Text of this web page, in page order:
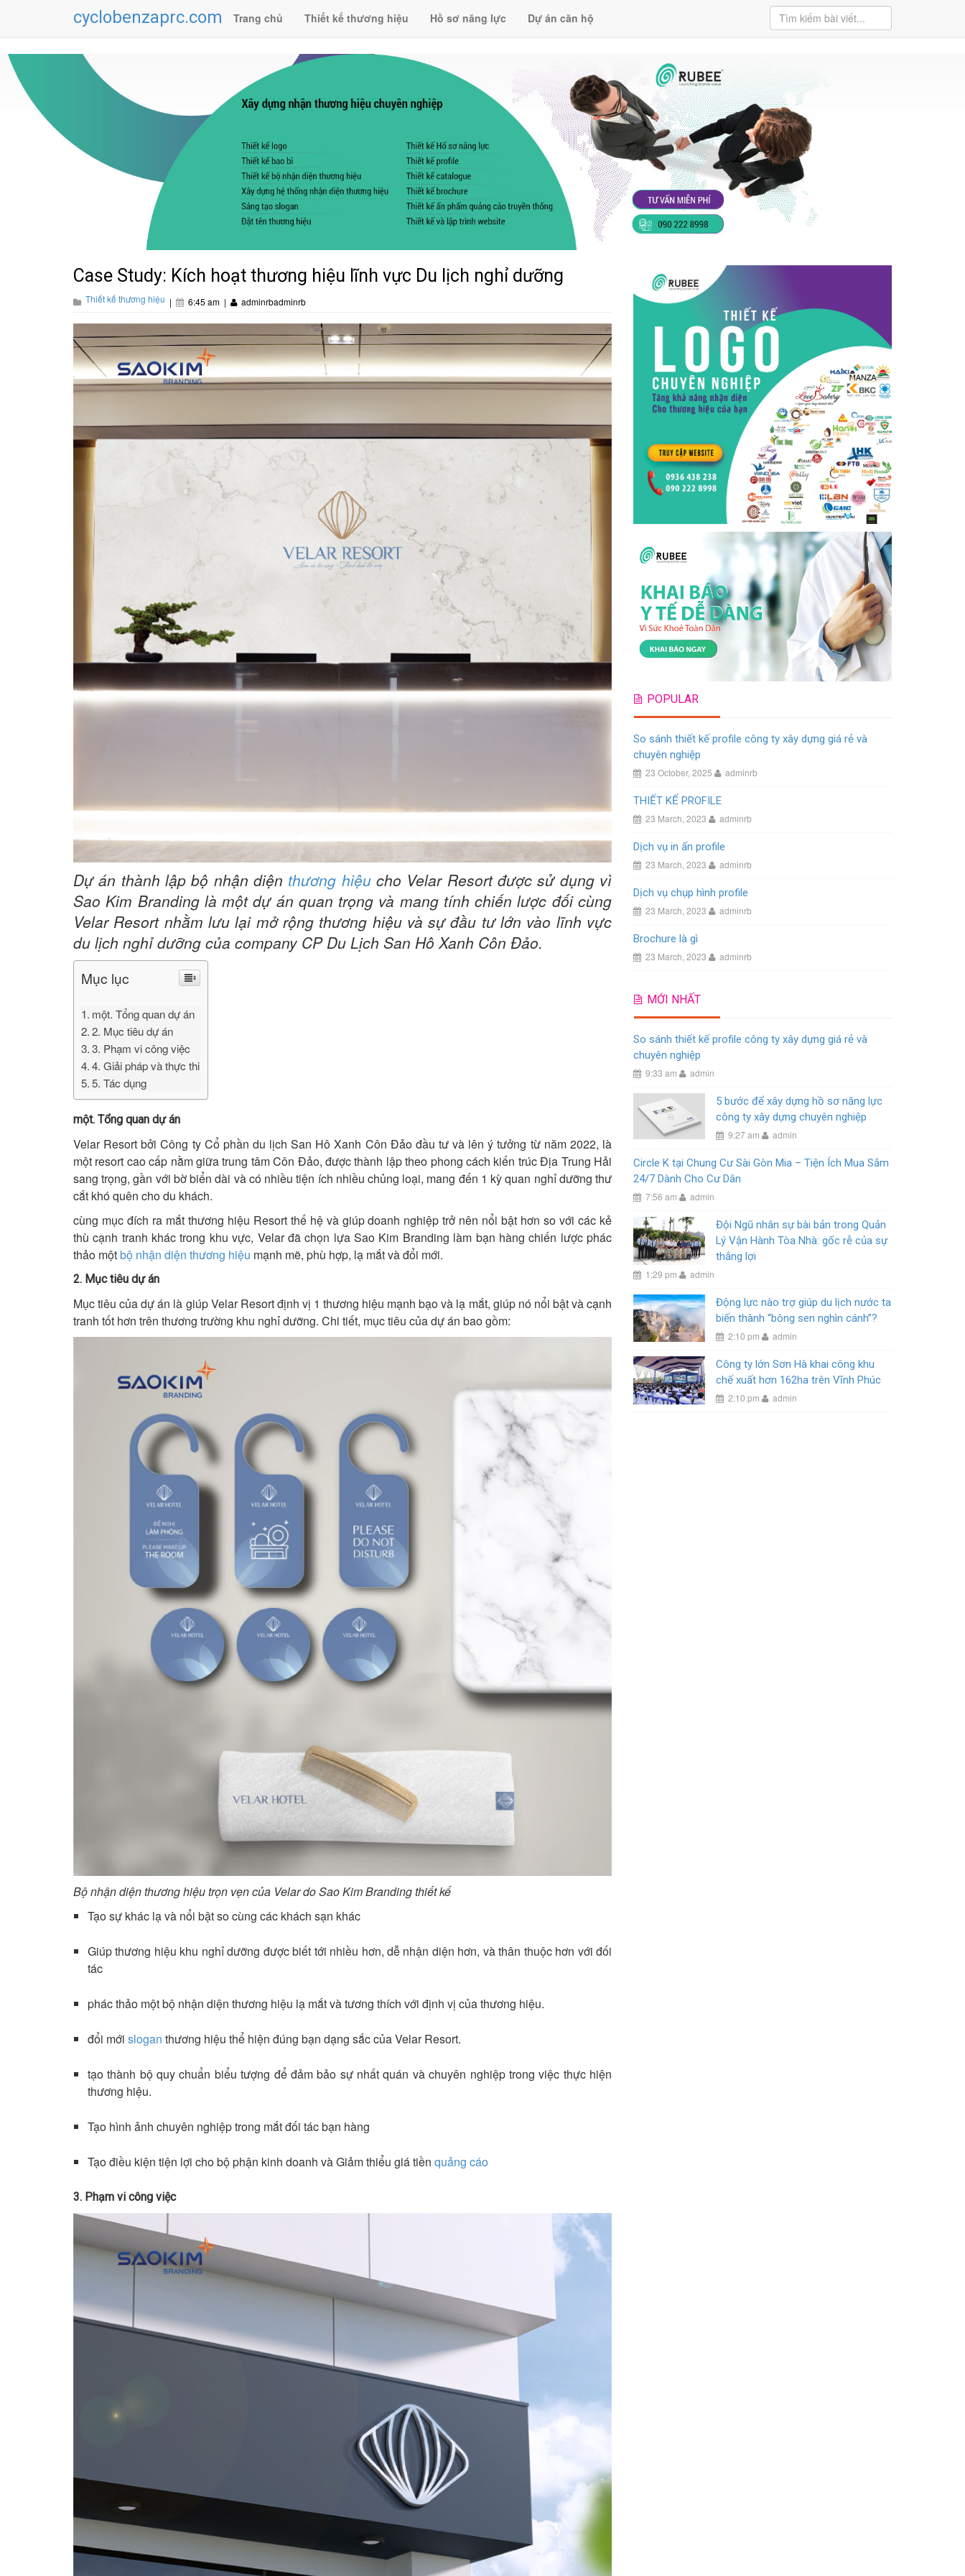
cyclobenzaprc.com Trang chủ Thiết kế thương hiệu Hồ sơ năng lực Dự án căn hộ
Case Study: Kích hoạt thương hiệu lĩnh vực Du lịch nghỉ dưỡng
Thiết kế thương hiệu | 6:45 am | adminrbadminrb
Dự án thành lập bộ nhận diện thương hiệucho Velar Resort được sử dụng vì
Sao Kim Branding là một dự án quan trọng và mang tính chiến lược đối cùng
Velar Resort nhằm lưu lại mở rộng thương hiệu và sự đầu tư lớn vào lĩnh vực
du lịch nghỉ dưỡng của company CP Du Lịch San Hô Xanh Côn Đảo.
Mục lục
một. Tổng quan dự án
2. Mục tiêu dự án
3. Phạm vi công việc
4. Giải pháp và thực thi
5. Tác dụng
một. Tổng quan dự án
Velar Resort bởi Công ty Cổ phần du lịch San Hô Xanh Côn Đảo đầu tư và lên ý tưởng từ năm 2022, là
một resort cao cấp nằm giữa trung tâm Côn Đảo, được thành lập theo phong cách kiến trúc Địa Trung Hải
sang trọng, gần với bờ biển dài và có nhiều tiện ích nhiều chủng loại, mang đến 1 kỳ quan nghỉ dưỡng thư
cắt khó quên cho du khách.
cùng mục đích ra mắt thương hiệu Resort thế hệ và giúp doanh nghiệp trở nên nổi bật hơn so với các kẻ
thù cạnh tranh khác trong khu vực, Velar đã chọn lựa Sao Kim Branding làm bạn hàng chiến lược phác
thảo mộtbộ nhận diện thương hiệu mạnh mẽ, phù hợp, lạ mắt và đổi mới.
2. Mục tiêu dự án
Mục tiêu của dự án là giúp Velar Resort định vị 1 thương hiệu mạnh bạo và lạ mắt, giúp nó nổi bật và cạnh
tranh tốt hơn trên thương trường khu nghỉ dưỡng. Chi tiết, mục tiêu của dự án bao gồm:
Bộ nhận diện thương hiệu trọn vẹn của Velar do Sao Kim Branding thiết kế
Tạo sự khác lạ và nổi bật so cùng các khách sạn khác
Giúp thương hiệu khu nghỉ dưỡng được biết tới nhiều hơn, dễ nhận diện hơn, và thân thuộc hơn với đối
tác
phác thảo một bộ nhận diện thương hiệu lạ mắt và tương thích với định vị của thương hiệu.
đổi mới slogan thương hiệu thể hiện đúng bạn dạng sắc của Velar Resort.
tạo thành bộ quy chuẩn biểu tượng để đảm bảo sự nhất quán và chuyên nghiệp trong việc thực hiện
thương hiệu.
Tạo hình ảnh chuyên nghiệp trong mắt đối tác bạn hàng
Tạo điều kiện tiện lợi cho bộ phận kinh doanh và Giảm thiểu giá tiền quảng cáo
3. Phạm vi công việc
POPULAR
So sánh thiết kế profile công ty xây dựng giá rẻ và
chuyên nghiệp
23 October, 2025 adminrb
THIẾT KẾ PROFILE
23 March, 2023 adminrb
Dịch vụ in ấn profile
23 March, 2023 adminrb
Dịch vụ chụp hình profile
23 March, 2023 adminrb
Brochure là gì
23 March, 2023 adminrb
MỚI NHẤT
So sánh thiết kế profile công ty xây dựng giá rẻ và
chuyên nghiệp
9:33 am admin
5 bước để xây dựng hồ sơ năng lực
công ty xây dựng chuyên nghiệp
9:27 am admin
Circle K tại Chung Cư Sài Gòn Mia – Tiện Ích Mua Sắm
24/7 Dành Cho Cư Dân
7:56 am admin
Đội Ngũ nhân sự bài bản trong Quản
Lý Vận Hành Tòa Nhà: gốc rễ của sự
thắng lợi
1:29 pm admin
Động lực nào trợ giúp du lịch nước ta
biến thành “bông sen nghìn cánh”?
2:10 pm admin
Công ty lớn Sơn Hà khai công khu
chế xuất hơn 162ha trên Vĩnh Phúc
2:10 pm admin